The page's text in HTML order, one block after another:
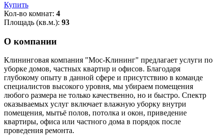
Купить
Кол-во комнат: 4
Площадь (кв.м.): 93
О компании
Клининговая компания "Мос-Клининг" предлагает услуги по
уборке домов, частных квартир и офисов. Благодаря
глубокому опыту в данной сфере и присутствию в команде
специалистов высокого уровня, мы убираем помещения
любого размера не только качественно, но и быстро. Спектр
оказываемых услуг включает влажную уборку внутри
помещения, мытьё полов, потолка и окон, приведение
квартиры, офиса или частного дома в порядок после
проведения ремонта.